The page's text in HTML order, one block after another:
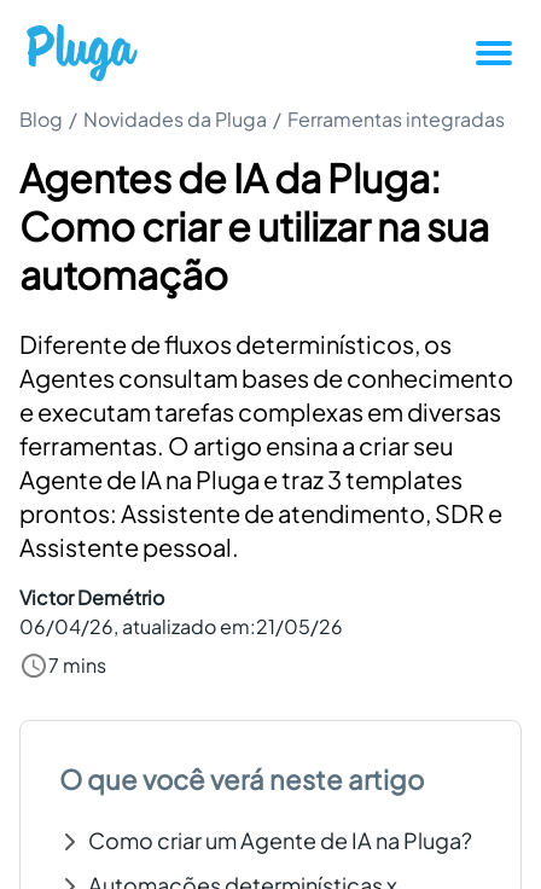
Tutoriais
Produtividade
Novidades da Pluga
Casos de sucesso
Outros
Entrar
Blog / Novidades da Pluga / Ferramentas integradas
Agentes de IA da Pluga:
Como criar e utilizar na sua
automação
Diferente de fluxos determinísticos, os
Agentes consultam bases de conhecimento
e executam tarefas complexas em diversas
ferramentas. O artigo ensina a criar seu
Agente de IA na Pluga e traz 3 templates
prontos: Assistente de atendimento, SDR e
Assistente pessoal.
Victor Demétrio
06/04/26, atualizado em:21/05/26
7 mins
O que você verá neste artigo
Como criar um Agente de IA na Pluga?